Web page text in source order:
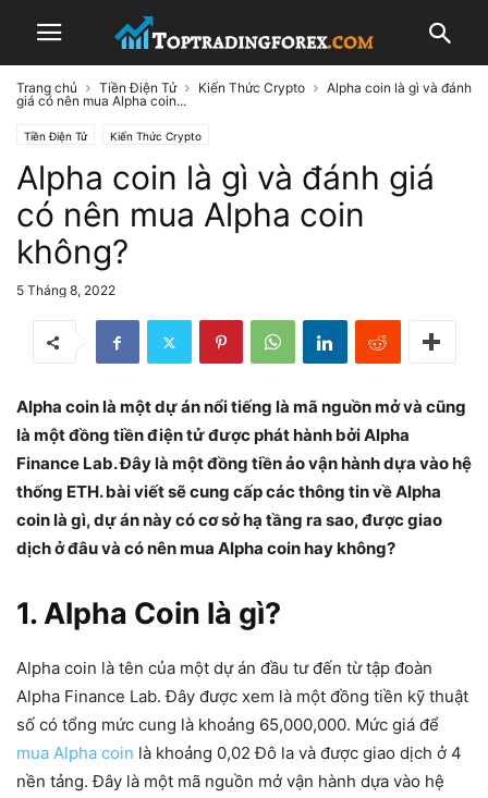
Trang chủ Tiền Điện Tử Kiến Thức Crypto
Alpha coin là gì và đánh
giá có nên mua Alpha coin...
Tiền Điện Tử Kiến Thức Crypto
Alpha coin là gì và đánh giá
có nên mua Alpha coin
không?
5 Tháng 8, 2022
Alpha coin là một dự án nổi tiếng là mã nguồn mở và cũng
là một đồng tiền điện tử được phát hành bởi Alpha
Finance Lab. Đây là một đồng tiền ảo vận hành dựa vào hệ
thống ETH. bài viết sẽ cung cấp các thông tin về Alpha
coin là gì, dự án này có cơ sở hạ tầng ra sao, được giao
dịch ở đâu và có nên mua Alpha coin hay không?
1. Alpha Coin là gì?
Alpha coin là tên của một dự án đầu tư đến từ tập đoàn
Alpha Finance Lab. Đây được xem là một đồng tiền kỹ thuật
số có tổng mức cung là khoảng 65,000,000. Mức giá để
mua Alpha coin là khoảng 0,02 Đô la và được giao dịch ở 4
nền tảng. Đây là một mã nguồn mở vận hành dựa vào hệ